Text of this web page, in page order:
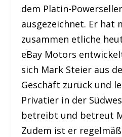
dem Platin-
ausgezeichnet. Er hat
zusammen etliche
eBay Motors
sich Mark Steier aus
Geschäft zurück und
Privatier in der
betreibt und betreut
Zudem ist er